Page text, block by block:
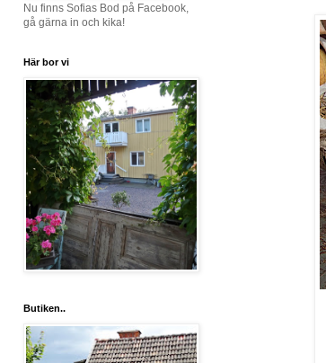
Nu finns Sofias Bod på Facebook,
gå gärna in och kika!
Här bor vi
Butiken..